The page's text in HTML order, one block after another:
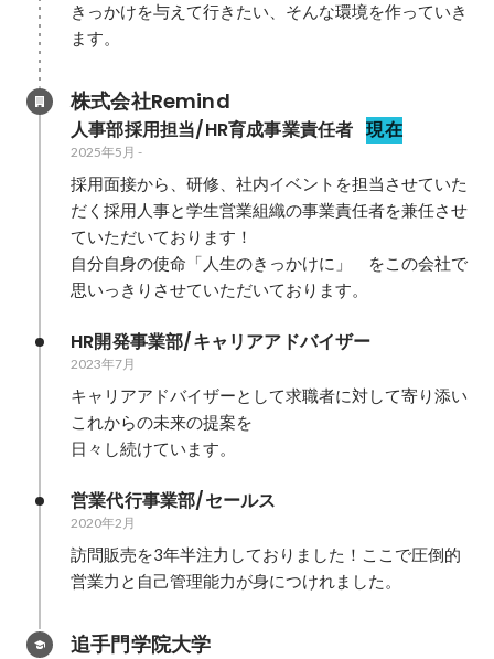
きっかけを与えて行きたい、そんな環境を作っていき
ます。
株式会社Remind
人事部採用担当/HR育成事業責任者 現在
2025年5月 -
採用面接から、研修、社内イベントを担当させていた
だく採用人事と学生営業組織の事業責任者を兼任させ
ていただいております！
自分自身の使命「人生のきっかけに」　をこの会社で
思いっきりさせていただいております。
HR開発事業部/キャリアアドバイザー
2023年7月
キャリアアドバイザーとして求職者に対して寄り添い
これからの未来の提案を
日々し続けています。
営業代行事業部/セールス
2020年2月
訪問販売を3年半注力しておりました！ここで圧倒的
営業力と自己管理能力が身につけれました。
追手門学院大学